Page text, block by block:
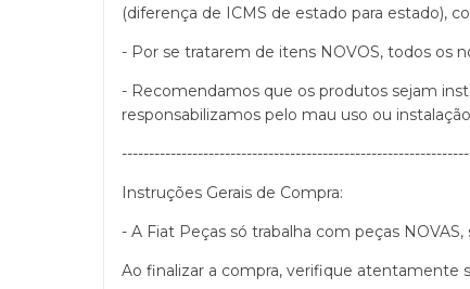
(diferença de ICMS de estado para estado),
- Por se tratarem de itens NOVOS, todos os
- Recomendamos que os produtos sejam
responsabilizamos pelo mau uso ou
Instruções Gerais de Compra:
- A Fiat Peças só trabalha com peças
Ao finalizar a compra, verifique atentamente